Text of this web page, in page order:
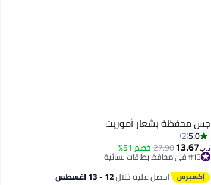
جس محفظة بشعار أموريت
5.0
2
د.ب‏13.67
27.90 خصم 51% #13 في محافظ بطاقات نسائية
أقل سعر في 7 يوم
#13 في محافظ بطاقات نسائية احصل عليه خلال12 - 13 اغسطس